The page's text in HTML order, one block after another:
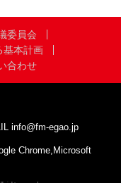
委員会
基本計画
合わせ
info@fm-egao.jp
Chrome,Microsoft